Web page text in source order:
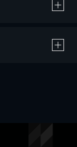
の購入 / レンタルです。
％のポイント還元です。